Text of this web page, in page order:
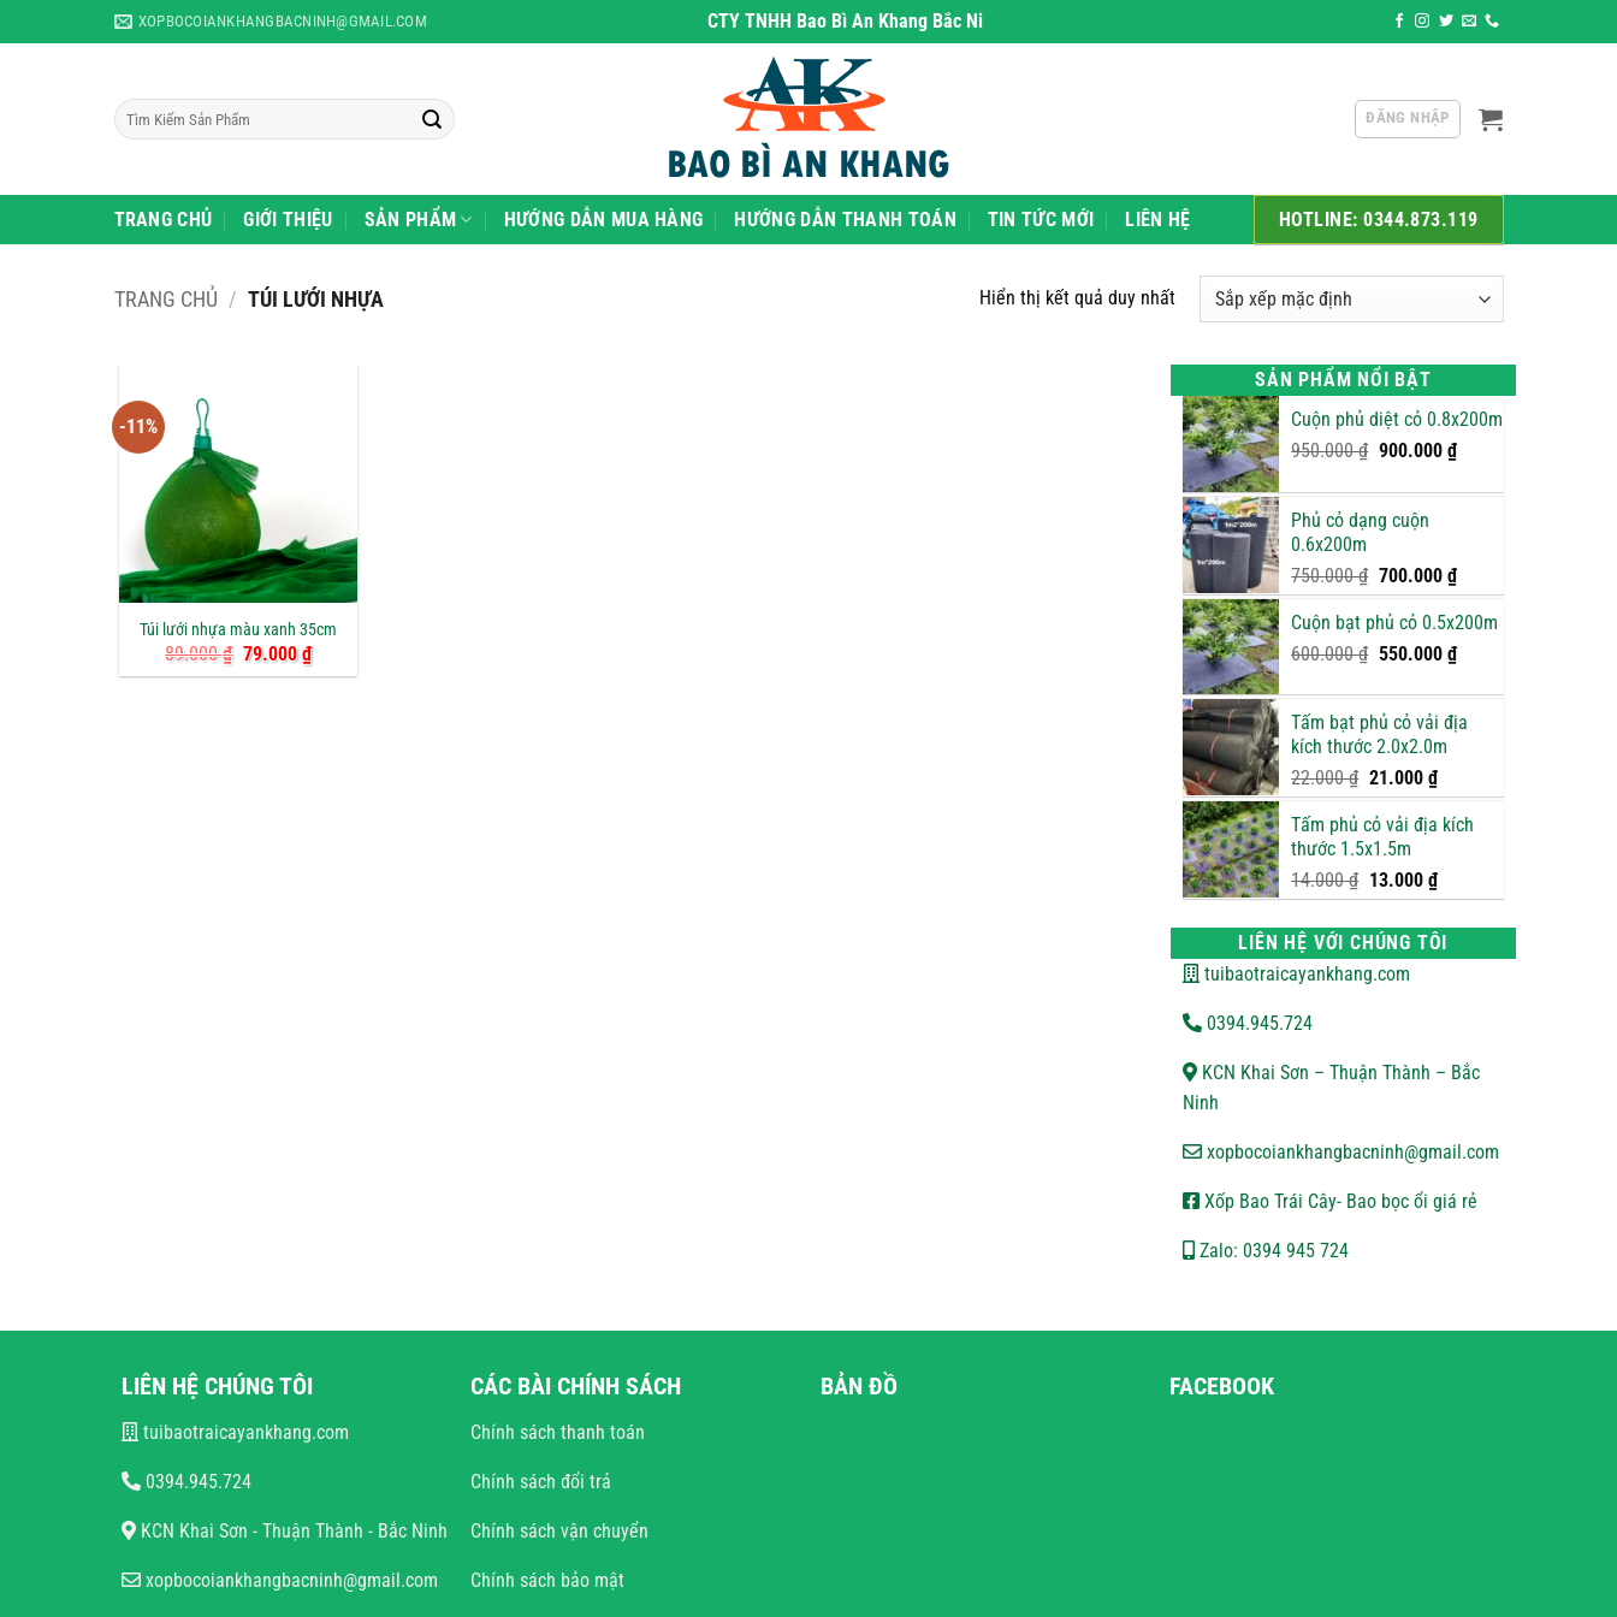
to
XOPBOCOIANKHANGBACNINH@GMAIL.COM CTY TNHH Bao Bì An Khang Bắc Ninh - chuyên phân phối sỉ và lẻ các sản phẩm như: Xốp bọc trái cây, xốp Pe Foam,
Tìm
kiếm:
ĐĂNG NHẬP
TRANG CHỦ GIỚI THIỆU SẢN PHẨM HƯỚNG DẪN MUA HÀNG HƯỚNG DẪN THANH TOÁN TIN TỨC MỚI LIÊN HỆ HOTLINE: 0344.873.119
TRANG CHỦ / TÚI LƯỚI NHỰA Hiển thị kết quả duy nhất
-11%
Túi lưới nhựa màu xanh 35cm
89.000₫ Giá
gốc
79.000₫Giá
hiện
SẢN PHẨM NỔI BẬT
Cuộn phủ diệt cỏ 0.8x200m
950.000₫ Giá
là:
950.000 ₫.
900.000₫Giá
tại
Phủ cỏ dạng cuộn
0.6x200m
750.000₫ Giá
gốc
là:
750.000 ₫.
700.000₫Giá
hiện
tại
là:
Cuộn bạt phủ cỏ 0.5x200m
600.000₫ Giá
là:
600.000 ₫.
550.000₫Giá
tại
là:
Tấm bạt phủ cỏ vải địa
kích thước 2.0x2.0m
22.000₫ Giá
gốc
là:
22.000 ₫.
21.000₫Giá
hiện
tại
21.000 ₫.
Tấm phủ cỏ vải địa kích
thước 1.5x1.5m
14.000₫ Giá
gốc
là:
14.000 ₫.
13.000₫Giá
hiện
tại
là:
LIÊN HỆ VỚI CHÚNG TÔI
tuibaotraicayankhang.com
0394.945.724
KCN Khai Sơn – Thuận Thành – Bắc
Ninh
xopbocoiankhangbacninh@gmail.com
Xốp Bao Trái Cây- Bao bọc ổi giá rẻ
Zalo: 0394 945 724
LIÊN HỆ CHÚNG TÔI
tuibaotraicayankhang.com
0394.945.724
KCN Khai Sơn - Thuận Thành - Bắc Ninh
xopbocoiankhangbacninh@gmail.com
CÁC BÀI CHÍNH SÁCH
Chính sách thanh toán
Chính sách đổi trả
Chính sách vận chuyển
Chính sách bảo mật
BẢN ĐỒ FACEBOOK